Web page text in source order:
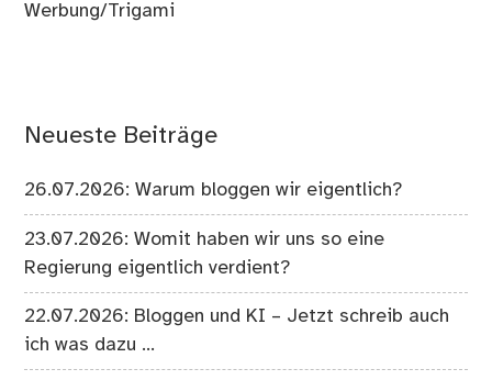
Werbung/Trigami
Neueste Beiträge
26.07.2026: Warum bloggen wir eigentlich?
23.07.2026: Womit haben wir uns so eine
Regierung eigentlich verdient?
22.07.2026: Bloggen und KI – Jetzt schreib auch
ich was dazu …